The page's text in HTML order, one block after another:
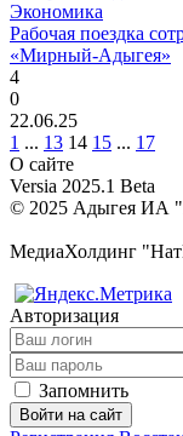
Экономика
Рабочая поездка
«Мирный-Адыгея»
4
0
22.06.25
1 ... 13 14 15 ... 17
О сайте
Versia 2025.1 Beta
© 2025 Адыгея ИА
МедиаХолдинг
Авторизация
Запомнить
Войти на сайт